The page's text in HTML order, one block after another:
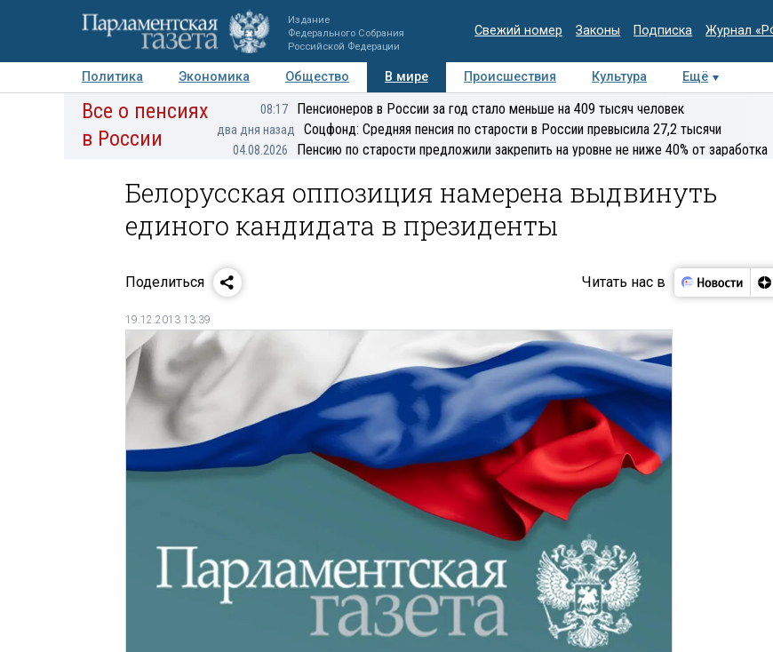
Издание
Федерального Собрания
Российской Федерации
Свежий номер Законы Подписка Журнал
Политика Экономика Общество В мире Происшествия Культура Ещё
Авторы Персоны Мнения Регионы Медиацентр Интервью Колумнисты
Все о пенсиях
в России
08:17 Пенсионеров в России за год стало меньше на 409 тысяч человек
два дня назад Соцфонд: Средняя пенсия по старости в России превысила 27,2 тысячи
04.08.2026 Пенсию по старости предложили закрепить на уровне не ниже 40% от заработка
Белорусская оппозиция намерена выдвинуть
единого кандидата в президенты
Поделиться Читать нас в
19.12.2013 13:39